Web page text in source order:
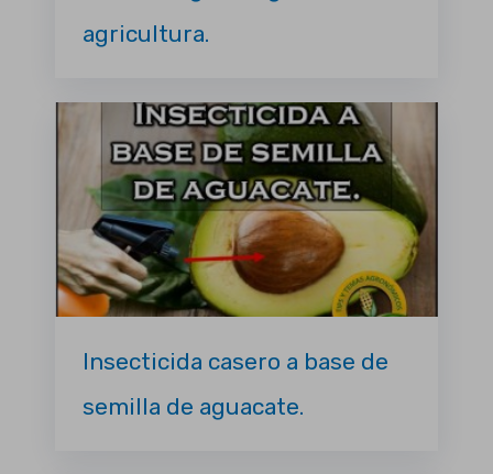
agricultura.
Insecticida casero a base de
semilla de aguacate.